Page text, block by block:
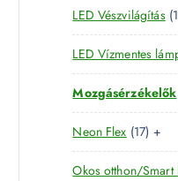
LED Vészvilágítás
LED Vízmentes
Mozgásérzékelők
Neon Flex 171
7
t
+
Okos otthon/Smart